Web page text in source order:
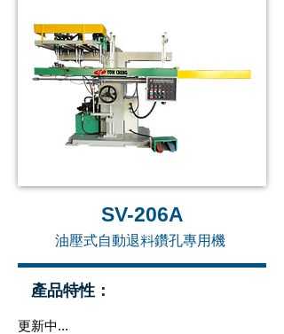
SV-206A
油壓式自動退料鑽孔專用機
產品特性：
更新中...